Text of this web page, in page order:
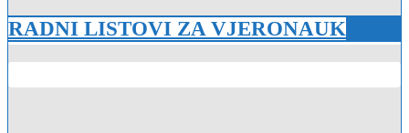
RADNI LISTOVI ZA VJERONAUK